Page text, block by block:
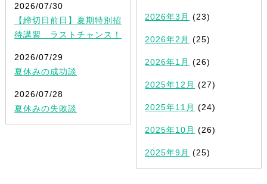
2026/07/30
【締切日前日】夏期特別招
待講習 ラストチャンス！
2026/07/29
夏休みの成功談
2026/07/28
夏休みの失敗談
2026年3月 (23)
2026年2月 (25)
2026年1月 (26)
2025年12月 (27)
2025年11月 (24)
2025年10月 (26)
2025年9月 (25)